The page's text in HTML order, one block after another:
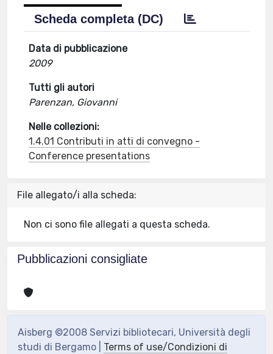
Scheda completa (DC)
Data di pubblicazione
2009
Tutti gli autori
Parenzan, Giovanni
Nelle collezioni:
1.4.01 Contributi in atti di convegno -
Conference presentations
File allegato/i alla scheda:
Non ci sono file allegati a questa scheda.
Pubblicazioni consigliate
Aisberg ©2008 Servizi bibliotecari, Università degli
studi di Bergamo | Terms of use/Condizioni di